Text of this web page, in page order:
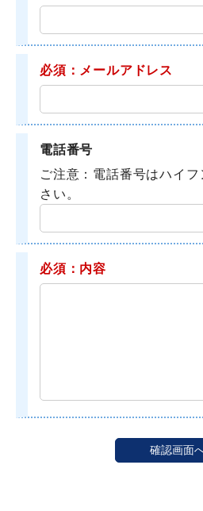
必須：メールアドレス
電話番号
ご注意：電話番号はハイ
さい。
必須：内容